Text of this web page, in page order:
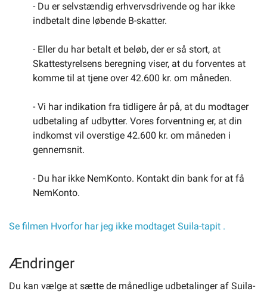
- Du er selvstændig erhvervsdrivende og har ikke
indbetalt dine løbende B-skatter.
- Eller du har betalt et beløb, der er så stort, at
Skattestyrelsens beregning viser, at du forventes at
komme til at tjene over 42.600 kr. om måneden.
- Vi har indikation fra tidligere år på, at du modtager
udbetaling af udbytter. Vores forventning er, at din
indkomst vil overstige 42.600 kr. om måneden i
gennemsnit.
- Du har ikke NemKonto. Kontakt din bank for at få
NemKonto.
Se filmen Hvorfor har jeg ikke modtaget Suila-tapit .
Ændringer
Du kan vælge at sætte de månedlige udbetalinger af Suila-